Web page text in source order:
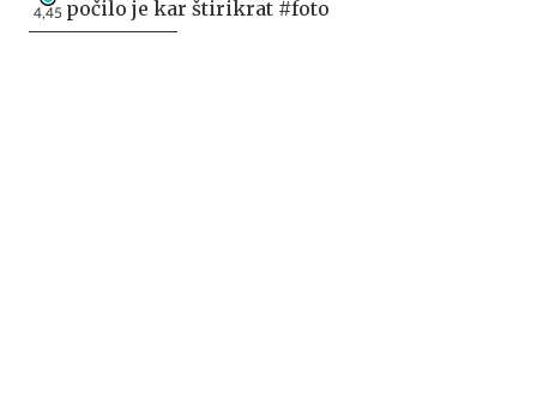
4,45 počilo je kar štirikrat #foto